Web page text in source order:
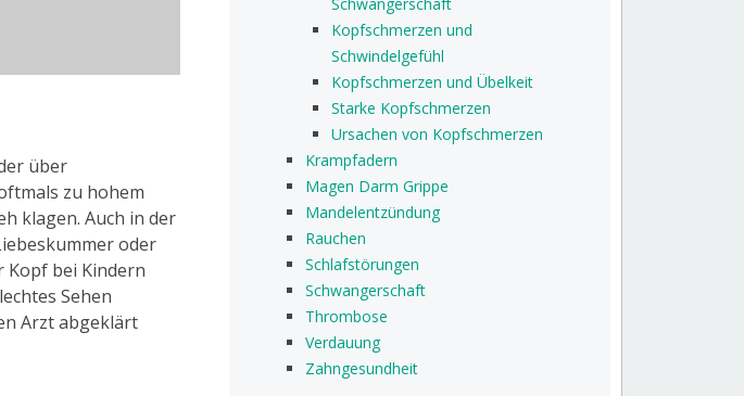
über
zu hohem
klagen. Auch in der
oder
Kopf bei Kindern
Sehen
Arzt abgeklärt
Kopfschmerzen und
Schwindelgefühl
Kopfschmerzen und Übelkeit
Starke Kopfschmerzen
Ursachen von Kopfschmerzen
Krampfadern
Magen Darm Grippe
Mandelentzündung
Rauchen
Schlafstörungen
Schwangerschaft
Thrombose
Verdauung
Zahngesundheit